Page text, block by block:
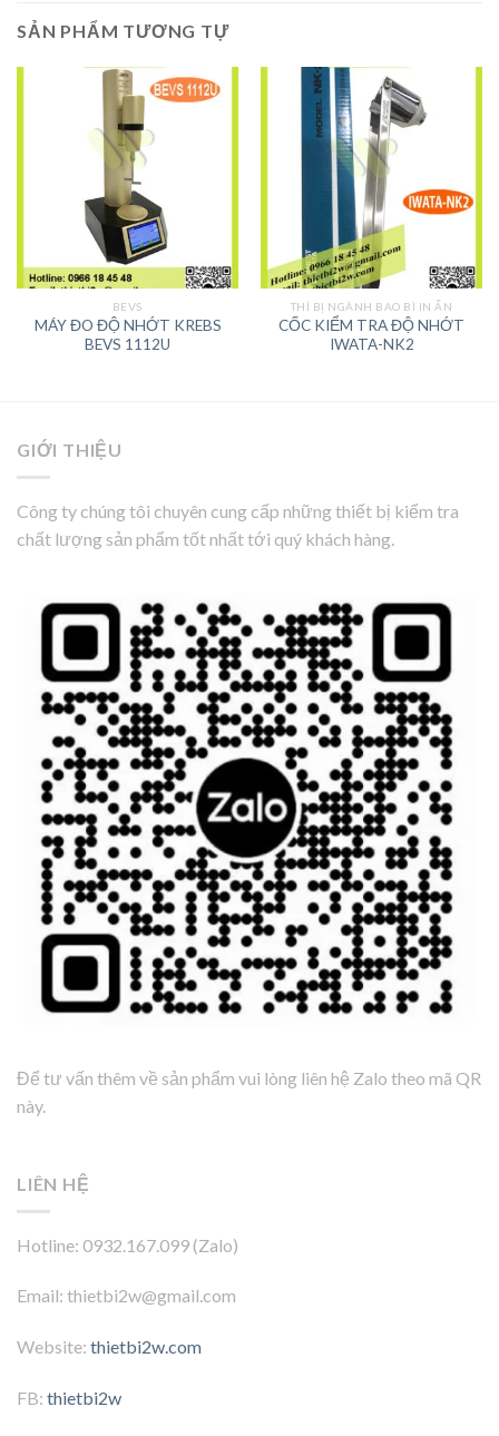
SẢN PHẨM TƯƠNG TỰ
BEVS
MÁY ĐO ĐỘ NHỚT KREBS
BEVS 1112U
THÍ BỊ NGÀNH BAO BÌ IN ẤN
CỐC KIỂM TRA ĐỘ NHỚT
IWATA-NK2
GIỚI THIỆU
Công ty chúng tôi chuyên cung cấp những thiết bị kiểm tra
chất lượng sản phẩm tốt nhất tới quý khách hàng.
Để tư vấn thêm về sản phẩm vui lòng liên hệ Zalo theo mã QR
này.
LIÊN HỆ
Hotline: 0932.167.099 (Zalo)
Email: thietbi2w@gmail.com
Website: thietbi2w.com
FB: thietbi2w